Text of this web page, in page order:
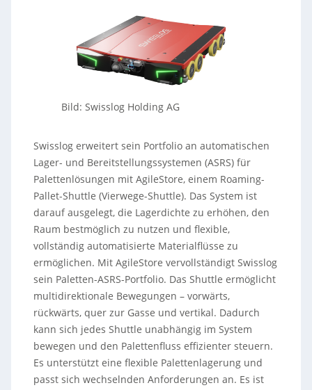
Bild: Swisslog Holding AG
Swisslog erweitert sein Portfolio an automatischen
Lager- und Bereitstellungssystemen (ASRS) für
Palettenlösungen mit AgileStore, einem Roaming-
Pallet-Shuttle (Vierwege-Shuttle). Das System ist
darauf ausgelegt, die Lagerdichte zu erhöhen, den
Raum bestmöglich zu nutzen und flexible,
vollständig automatisierte Materialflüsse zu
ermöglichen. Mit AgileStore vervollständigt Swisslog
sein Paletten-ASRS-Portfolio. Das Shuttle ermöglicht
multidirektionale Bewegungen – vorwärts,
rückwärts, quer zur Gasse und vertikal. Dadurch
kann sich jedes Shuttle unabhängig im System
bewegen und den Palettenfluss effizienter steuern.
Es unterstützt eine flexible Palettenlagerung und
passt sich wechselnden Anforderungen an. Es ist